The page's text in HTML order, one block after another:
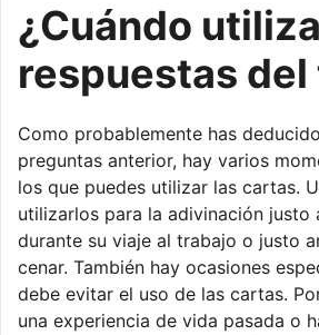
¿Cuándo
respuestas del
Como probablemente has
preguntas anterior, hay varios
los que puedes utilizar las cartas.
utilizarlos para la adivinación justo
durante su viaje al trabajo o justo
cenar. También hay ocasiones
debe evitar el uso de las cartas.
una experiencia de vida pasada o